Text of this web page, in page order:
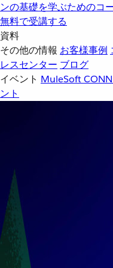
ンの基礎を学ぶためのコ
無料で受講する
資料
その他の情報 お客様事例
レスセンター ブログ
イベント MuleSoft
ント